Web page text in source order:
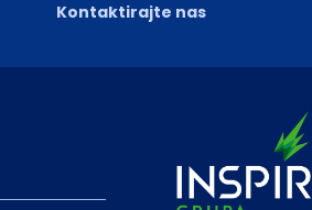
Kontaktirajte nas